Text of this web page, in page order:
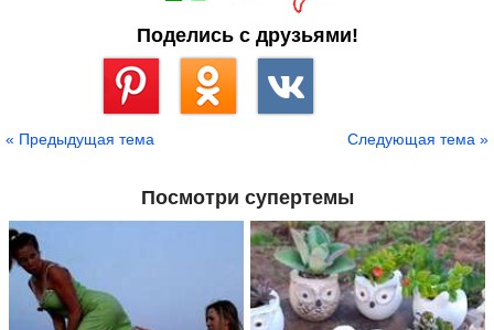
Поделись с друзьями!
« Предыдущая тема Следующая тема »
Посмотри супертемы